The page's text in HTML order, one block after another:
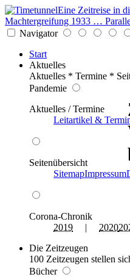
Eine Zeitreise in
Machtergreifung 1933 …
Navigator
Start
Aktuelles
Aktuelles * Termine *
Pandemie
Aktuelles / Termine
Leitartikel &
Seitenübersicht
SitemapImpressum
Corona-Chronik
2019 | 2020
Die Zeitzeugen
100 Zeitzeugen stellen
Bücher